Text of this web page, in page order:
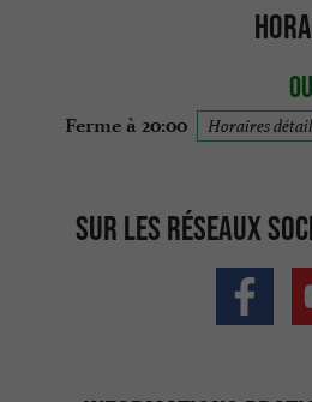
Ferme à 20:00 Horaires
Sur les réseaux